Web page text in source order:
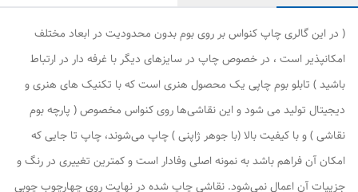
( در این گالری چاپ کنواس بر روی بوم بدون محدودیت در ابعاد مختلف
امکانپذیر است ، در خصوص چاپ در سایزهای دیگر با غرفه دار در ارتباط
باشید ) تابلو بوم چاپی یک محصول هنری است که با تکنیک های هنری و
دیجیتال تولید می شود و این نقاشی‌ها روی کنواس مخصوص ( پارچه بوم
نقاشی ) و با کیفیت بالا (با جوهر ژاپنی ) چاپ می‌شوند، چاپ تا جایی که
امکان آن فراهم باشد به نمونه اصلی وفادار است و کمترین تغییری در رنگ و
جزییات آن اعمال نمی‌شود. نقاشی چاپ شده در نهایت روی چهارچوب چوبی